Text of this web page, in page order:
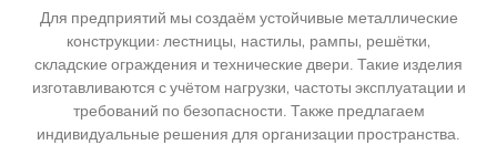
Для предприятий мы создаём устойчивые металлические
конструкции: лестницы, настилы, рампы, решётки,
складские ограждения и технические двери. Такие изделия
изготавливаются с учётом нагрузки, частоты эксплуатации и
требований по безопасности. Также предлагаем
индивидуальные решения для организации пространства.